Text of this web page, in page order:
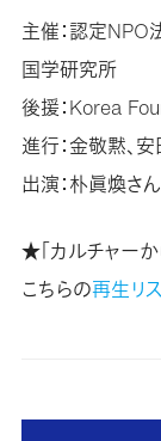
主催：認定
国学研究所
後援：Korea
進行：金敬黙、
出演：朴眞煥さ
★「カルチャー
こちらの再生リ